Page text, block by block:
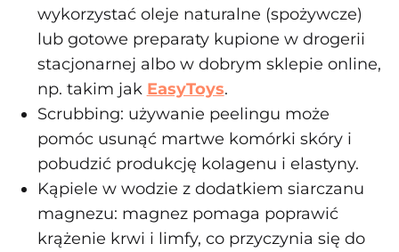
wykorzystać oleje naturalne (spożywcze)
lub gotowe preparaty kupione w drogerii
stacjonarnej albo w dobrym sklepie online,
np. takim jak EasyToys.
Scrubbing: używanie peelingu może
pomóc usunąć martwe komórki skóry i
pobudzić produkcję kolagenu i elastyny.
Kąpiele w wodzie z dodatkiem siarczanu
magnezu: magnez pomaga poprawić
krążenie krwi i limfy, co przyczynia się do